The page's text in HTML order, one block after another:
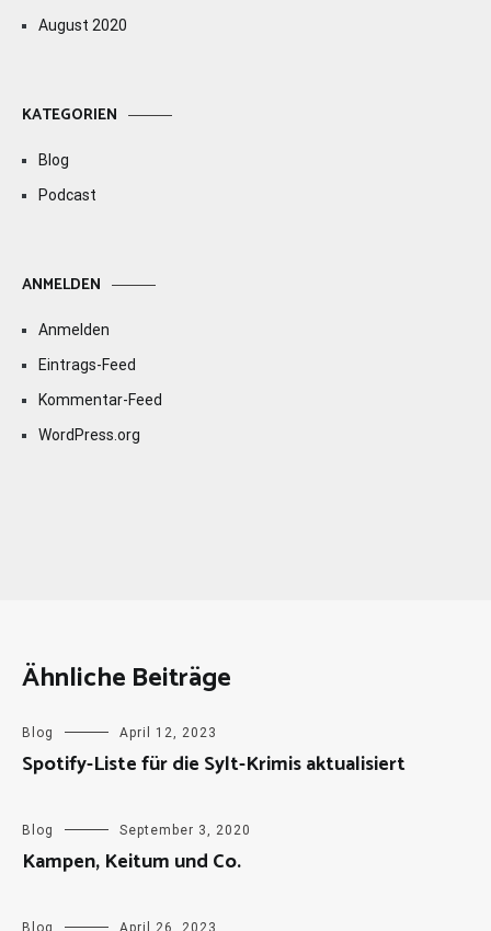
August 2020
KATEGORIEN
Blog
Podcast
ANMELDEN
Anmelden
Eintrags-Feed
Kommentar-Feed
WordPress.org
Ähnliche Beiträge
Blog April 12, 2023
Spotify-Liste für die Sylt-Krimis aktualisiert
Blog September 3, 2020
Kampen, Keitum und Co.
Blog April 26, 2023